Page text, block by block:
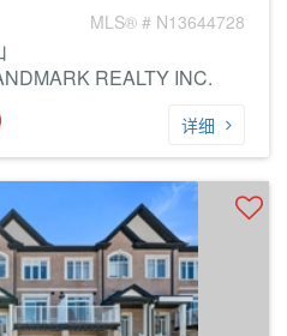
MLS® # N13644728
REALTY INC.
详细